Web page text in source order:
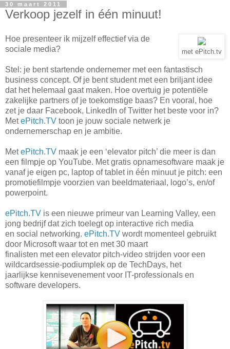
30 maart 2011
Verkoop jezelf in één minuut!
met ePitch.tv
Hoe presenteer ik mijzelf effectief via de
sociale media?
Stel: je bent startende ondernemer met een fantastisch
business concept. Of je bent student met een briljant idee
dat het helemaal gaat maken. Hoe overtuig je potentiële
zakelijke partners of je toekomstige baas? En vooral, hoe
zet je daar Facebook, LinkedIn of Twitter het beste voor in?
MetePitch.TV toon je jouw sociale netwerk je
ondernemerschap en je ambitie.
MetePitch.TV maak je een ‘elevator pitch’ die meer is dan
een filmpje op YouTube. Met gratis opnamesoftware maak je
vanaf je eigen pc, laptop of tablet in één minuut je pitch: een
promotiefilmpje voorzien van beeldmateriaal, logo’s, en/of
powerpoint.
ePitch.TV is een nieuwe primeur van Learning Valley, een
jong bedrijf dat zich toelegt op interactive rich media
en social networking. ePitch.TV wordt momenteel gebruikt
door Microsoft waar tot en met 30 maart
finalisten met een elevator pitch-video strijden voor een
wildcardsessie-podiumplek op de TechDays, het
jaarlijkse kennisevenement voor IT-professionals en
software developers.